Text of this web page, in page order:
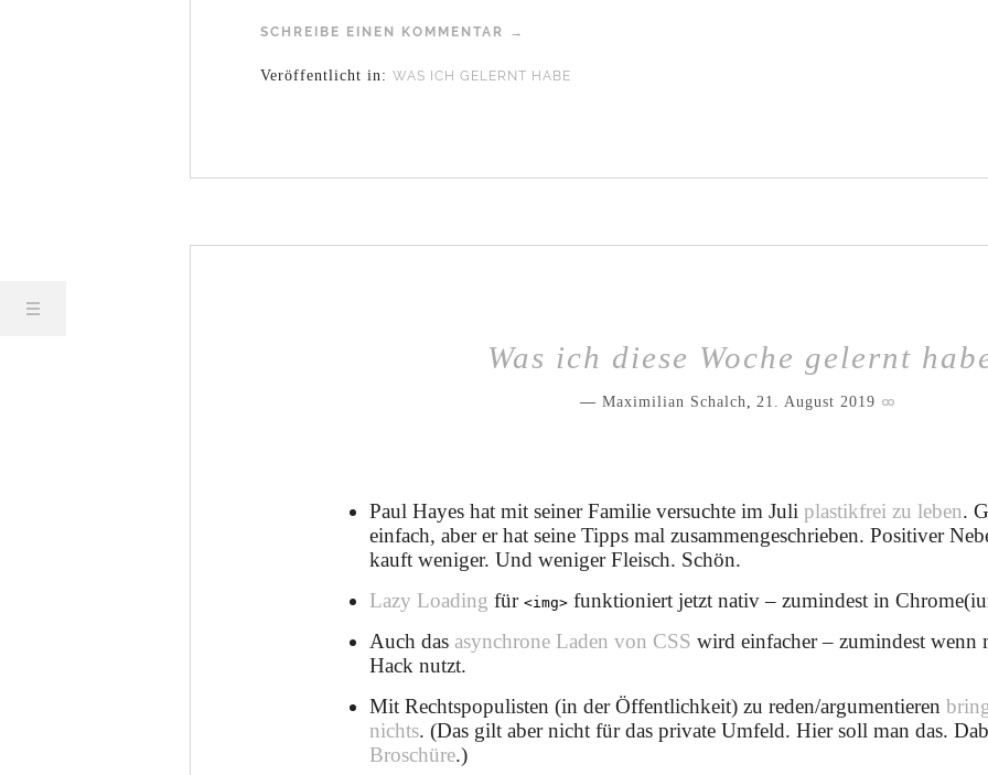
SCHREIBE EINEN KOMMENTAR →
Veröffentlicht in:WAS ICH GELERNT HABE
Was ich diese Woche gelernt
Maximilian Schalch, 21. August 2019
Paul Hayes hat mit seiner Familie versuchte im Juliplastikfrei zu leben.
einfach, aber er hat seine Tipps mal zusammengeschrieben. Positiver
kauft weniger. Und weniger Fleisch. Schön.
Lazy Loading für<img> funktioniert jetzt nativ – zumindest in
Auch dasasynchrone Laden von CSS wird einfacher – zumindest wenn
Hack nutzt.
Mit Rechtspopulisten (in der Öffentlichkeit) zu reden/argumentieren
nichts. (Das gilt aber nicht für das private Umfeld. Hier soll man das.
Broschüre.)